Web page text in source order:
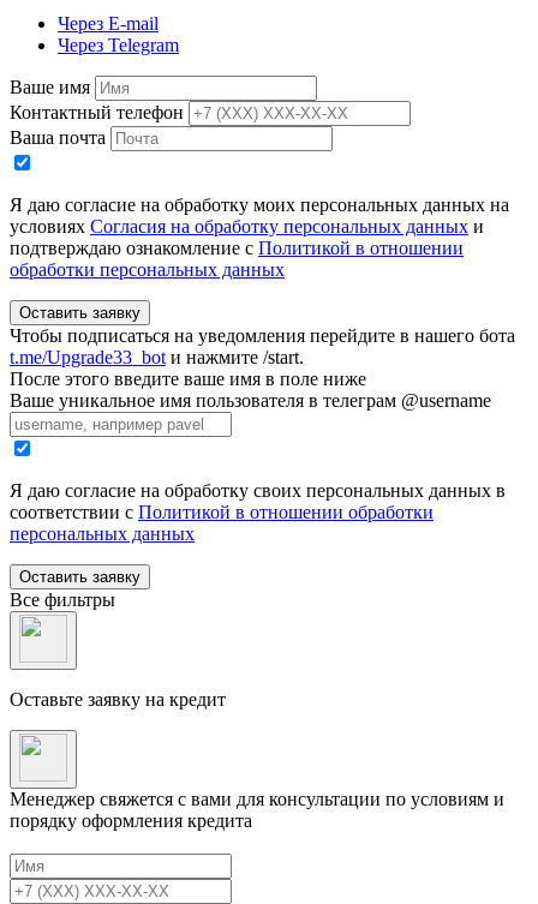
Через E-mail
Через Telegram
Ваше имя
Контактный телефон
Ваша почта
Я даю согласие на обработку моих персональных данных на
условиях Согласия на обработку персональных данных и
подтверждаю ознакомление с Политикой в отношении
обработки персональных данных
Оставить заявку
Чтобы подписаться на уведомления перейдите в нашего бота
t.me/Upgrade33_bot и нажмите /start.
После этого введите ваше имя в поле ниже
Ваше уникальное имя пользователя в телеграм @username
Я даю согласие на обработку своих персональных данных в
соответствии с Политикой в отношении обработки
персональных данных
Оставить заявку
Все фильтры
Оставьте заявку на кредит
Менеджер свяжется с вами для консультации по условиям и
порядку оформления кредита